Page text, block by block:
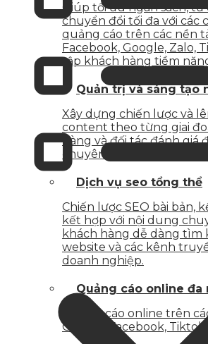
Giúp tối ưu ngân sách,
chuyển đổi tối đa với các
quảng cáo trên các nền
Facebook, Google, Zalo,
tập khách hàng tiềm
Quản trị và sáng tạo
Xây dựng chiến lược và
content theo từng giai
hàng và đối tác đánh giá
chuyên nghiệp của
Dịch vụ seo tổng thể
Chiến lược SEO bài bản,
kết hợp với nội dung
khách hàng dễ dàng tìm
website và các kênh
doanh nghiệp.
Quảng cáo online đa
Quảng cáo online trên
Google, Facebook, Tiktok